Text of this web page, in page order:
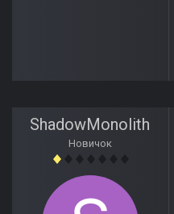
ShadowMonolith
Новичок